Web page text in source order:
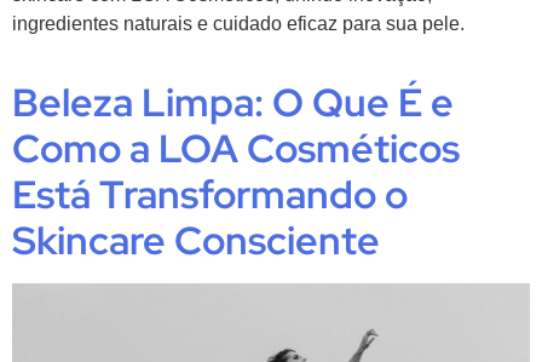
ingredientes naturais e cuidado eficaz para sua pele.
Beleza Limpa: O Que É e
Como a LOA Cosméticos
Está Transformando o
Skincare Consciente